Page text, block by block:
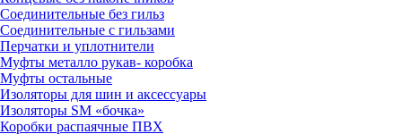
Соединительные без гильз
Соединительные с гильзами
Перчатки и уплотнители
Муфты металло рукав- коробка
Муфты остальные
Изоляторы для шин и аксессуары
Изоляторы SM «бочка»
Коробки распаячные ПВХ